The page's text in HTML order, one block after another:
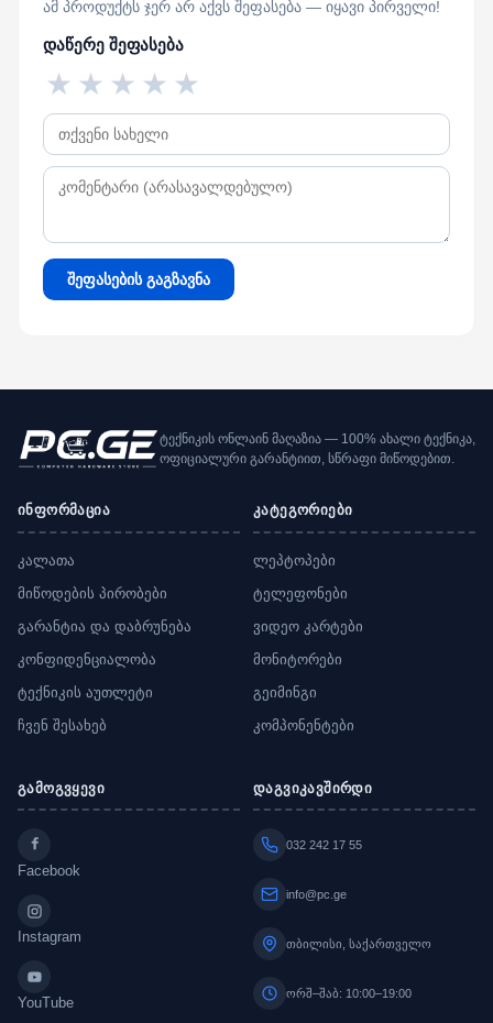
ამ პროდუქტს ჯერ არ აქვს შეფასება — იყავი პირველი!
დაწერე შეფასება
★
★
★
★
★
შეფასების გაგზავნა
ტექნიკის ონლაინ მაღაზია — 100% ახალი ტექნიკა,
ოფიციალური გარანტიით, სწრაფი მიწოდებით.
ინფორმაცია
კალათა
მიწოდების პირობები
გარანტია და დაბრუნება
კონფიდენციალობა
ტექნიკის აუთლეტი
ჩვენ შესახებ
კატეგორიები
ლეპტოპები
ტელეფონები
ვიდეო კარტები
მონიტორები
გეიმინგი
კომპონენტები
გამოგვყევი
Facebook
Instagram
YouTube
დაგვიკავშირდი
032 242 17 55
info@pc.ge
თბილისი, საქართველო
ორშ–შაბ: 10:00–19:00